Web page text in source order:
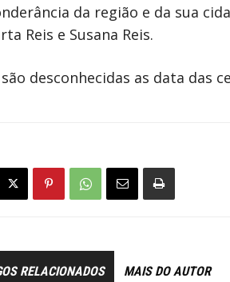
da região e da sua
Reis e Susana Reis.
desconhecidas as data das
RELACIONADOS MAIS DO AUTOR